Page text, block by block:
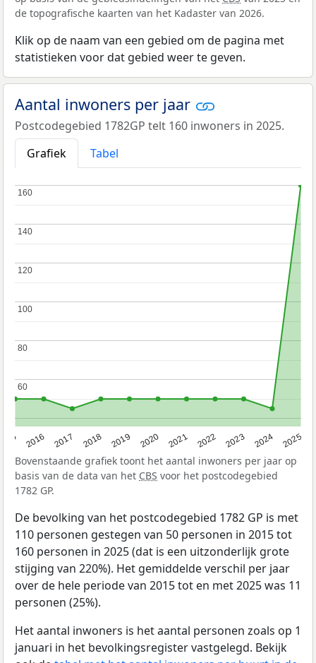
de topografische kaarten van het Kadaster van 2026.
Klik op de naam van een gebied om de pagina met
statistieken voor dat gebied weer te geven.
Aantal inwoners per jaar
Postcodegebied 1782GP telt 160 inwoners in 2025.
Grafiek
Tabel
2016 2017 2018 2019 2020 2021 2022 2023 2024 2025
60
60
80
80
100
100
120
120
140
140
160
160
Bovenstaande grafiek toont het aantal inwoners per jaar op
basis van de data van het CBS voor het postcodegebied
1782 GP.
De bevolking van het postcodegebied 1782 GP is met
110 personen gestegen van 50 personen in 2015 tot
160 personen in 2025 (dat is een uitzonderlijk grote
stijging van 220%). Het gemiddelde verschil per jaar
over de hele periode van 2015 tot en met 2025 was 11
personen (25%).
Het aantal inwoners is het aantal personen zoals op 1
januari in het bevolkingsregister vastgelegd. Bekijk